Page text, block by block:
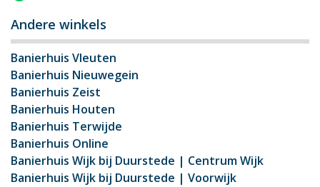
Andere winkels
Banierhuis Vleuten
Banierhuis Nieuwegein
Banierhuis Zeist
Banierhuis Houten
Banierhuis Terwijde
Banierhuis Online
Banierhuis Wijk bij Duurstede | Centrum Wijk
Banierhuis Wijk bij Duurstede | Voorwijk